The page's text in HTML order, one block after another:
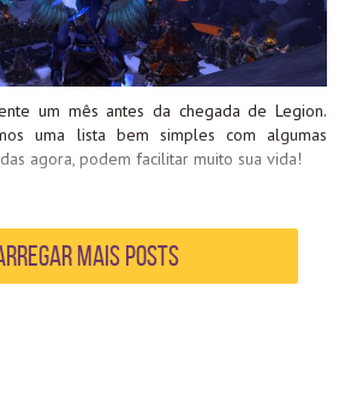
um mês antes da chegada de Legion.
uma lista bem simples com algumas
agora, podem facilitar muito sua vida!
mais Posts